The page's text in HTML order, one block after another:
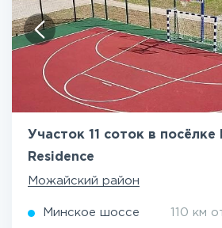
Участок 11 соток в посёлке
Residence
Можайский район
Минское шоссе 110 км